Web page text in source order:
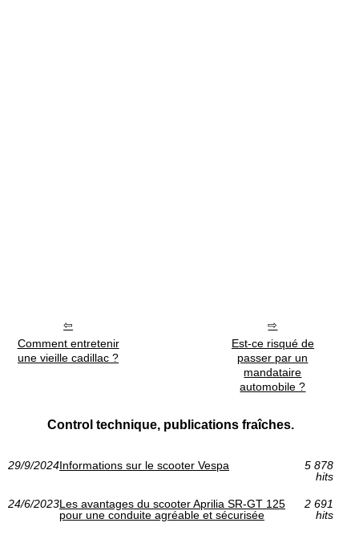
Comment entretenir
une vieille cadillac ?
Est-ce risqué de
passer par un
mandataire
automobile ?
Control technique, publications fraîches.
29/9/2024Informations sur le scooter Vespa
5 878
hits
24/6/2023Les avantages du scooter Aprilia SR-GT 125
pour une conduite agréable et sécurisée
2 691
hits